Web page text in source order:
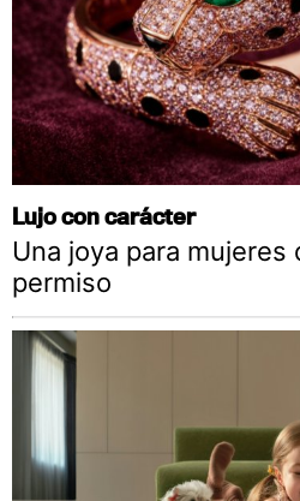
Lujo con carácter
Una joya para mujeres
permiso